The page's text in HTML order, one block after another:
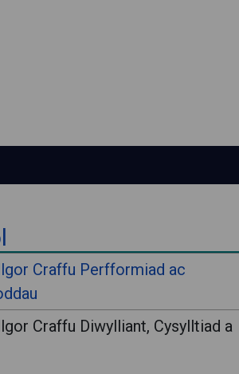
Craffu Perfformiad ac
Craffu Diwylliant, Cysylltiad a